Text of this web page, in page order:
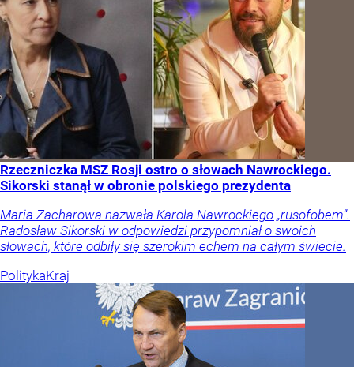
Rzeczniczka MSZ Rosji ostro o słowach Nawrockiego.
Sikorski stanął w obronie polskiego prezydenta
Maria Zacharowa nazwała Karola Nawrockiego „rusofobem”.
Radosław Sikorski w odpowiedzi przypomniał o swoich
słowach, które odbiły się szerokim echem na całym świecie.
PolitykaKraj